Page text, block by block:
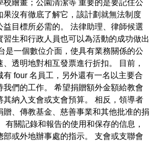
校繪畫；公園清潔等 重要的是要記住公
果沒有徹底了解它，該計劃就無法制度
益目標所必需的。 法律助理、律師候選
習生和行政人員也可以為活動的成功做出
是一個數位介面，使具有業務關係的公
透明地對相互發票進行折扣。 目前，
有 four 名員工，另外還有一名以主要合
我們的工作。 希望捐贈額外金額給教會
其納入支會或支會預算。 相反，領導者
贈、傳教基金、慈善事業和其他批准的捐
有關記錄和報告的使用和保存的信息，
部或外地辦事處的指示。 支會或支聯會